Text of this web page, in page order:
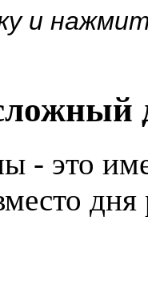
и
- это